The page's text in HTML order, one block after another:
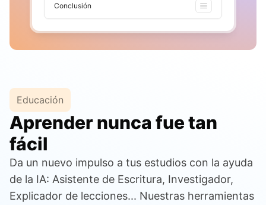
Conclusión
Educación
Aprender nunca fue tan
fácil
Da un nuevo impulso a tus estudios con la ayuda
de la IA: Asistente de Escritura, Investigador,
Explicador de lecciones... Nuestras herramientas